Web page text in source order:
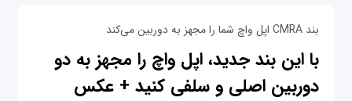
بند CMRA اپل واچ شما را مجهز به دوربین می‌کند
با این بند جدید، اپل واچ را مجهز به دو
دوربین اصلی و سلفی کنید + عکس